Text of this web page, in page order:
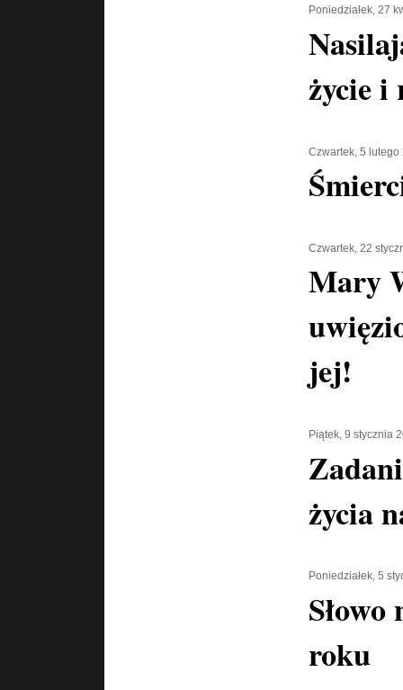
Poniedziałek, 27
życie i
Czwartek, 5 lutego
Czwartek, 22
Mary
jej!
Piątek, 9 stycznia
życia
Poniedziałek, 5
roku